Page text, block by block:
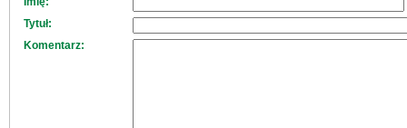
Tytuł:
Komentarz: